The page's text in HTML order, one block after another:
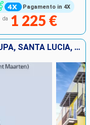
Pagamento in 4X
da 1 225 €
PORTORICO, TORTOLA, GUADALUPA, SANTA LUCIA, BARBADOS, SAINT MARTIN, SAINT THOMAS